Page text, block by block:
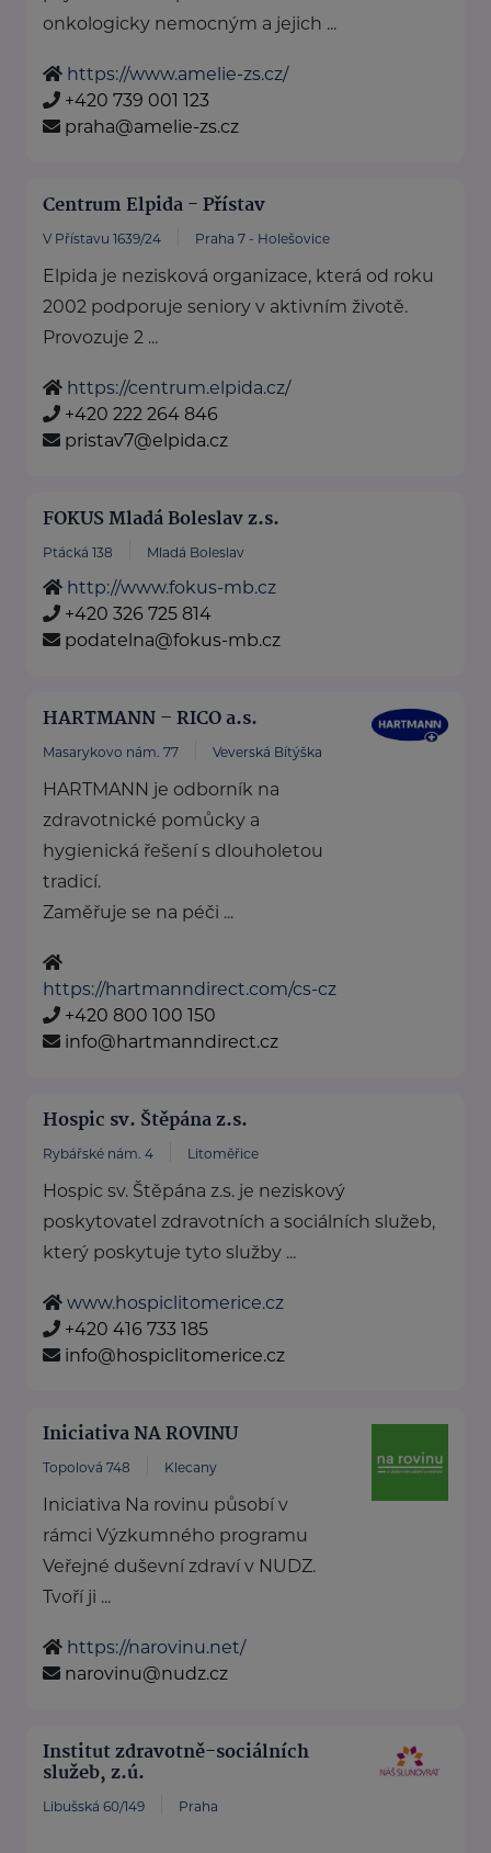
onkologicky nemocným a jejich ...
https://www.amelie-zs.cz/
+420 739 001 123
praha@amelie-zs.cz
Centrum Elpida - Přístav
V Přístavu 1639/24 Praha 7 - Holešovice
Elpida je nezisková organizace, která od roku
2002 podporuje seniory v aktivním životě.
Provozuje 2 ...
https://centrum.elpida.cz/
+420 222 264 846
pristav7@elpida.cz
FOKUS Mladá Boleslav z.s.
Ptácká 138 Mladá Boleslav
http://www.fokus-mb.cz
+420 326 725 814
podatelna@fokus-mb.cz
HARTMANN – RICO a.s.
Masarykovo nám. 77 Veverská Bítýška
HARTMANN je odborník na
zdravotnické pomůcky a
hygienická řešení s dlouholetou
tradicí.
Zaměřuje se na péči ...
https://hartmanndirect.com/cs-cz
+420 800 100 150
info@hartmanndirect.cz
Hospic sv. Štěpána z.s.
Rybářské nám. 4 Litoměřice
Hospic sv. Štěpána z.s. je neziskový
poskytovatel zdravotních a sociálních služeb,
který poskytuje tyto služby ...
www.hospiclitomerice.cz
+420 416 733 185
info@hospiclitomerice.cz
Iniciativa NA ROVINU
Topolová 748 Klecany
Iniciativa Na rovinu působí v
rámci Výzkumného programu
Veřejné duševní zdraví v NUDZ.
Tvoří ji ...
https://narovinu.net/
narovinu@nudz.cz
Institut zdravotně-sociálních
služeb, z.ú.
Libušská 60/149 Praha